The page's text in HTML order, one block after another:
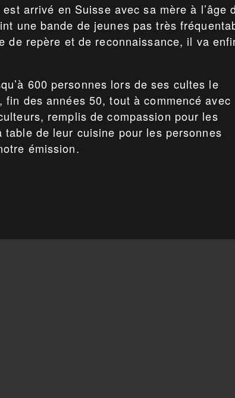
arrivé en Suisse avec sa mère à l’âge
une bande de jeunes pas très
de repère et de reconnaissance, il va
600 personnes lors de ses cultes le
fin des années 50, tout à commencé avec
remplis de compassion pour les
de leur cuisine pour les personnes
émission.